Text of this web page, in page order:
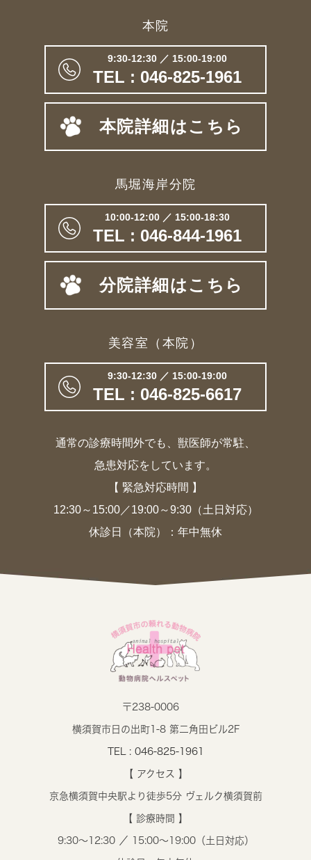
本院
9:30-12:30 ／ 15:00-19:00
TEL : 046-825-1961
本院詳細はこちら
馬堀海岸分院
10:00-12:00 ／ 15:00-18:30
TEL : 046-844-1961
分院詳細はこちら
美容室（本院）
9:30-12:30 ／ 15:00-19:00
TEL : 046-825-6617
通常の診療時間外でも、獣医師が常駐、
急患対応をしています。
【 緊急対応時間 】
12:30～15:00／19:00～9:30（土日対応）
休診日（本院）：年中無休
〒238-0006
横須賀市日の出町1-8 第二角田ビル2F
TEL : 046-825-1961
【 アクセス 】
京急横須賀中央駅より徒歩5分 ヴェルク横須賀前
【 診療時間 】
9:30～12:30 ／ 15:00～19:00（土日対応）